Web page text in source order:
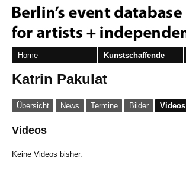
Home Kunstschaffende
Katrin Pakulat
Übersicht News Termine Bilder Videos
Videos
Keine Videos bisher.